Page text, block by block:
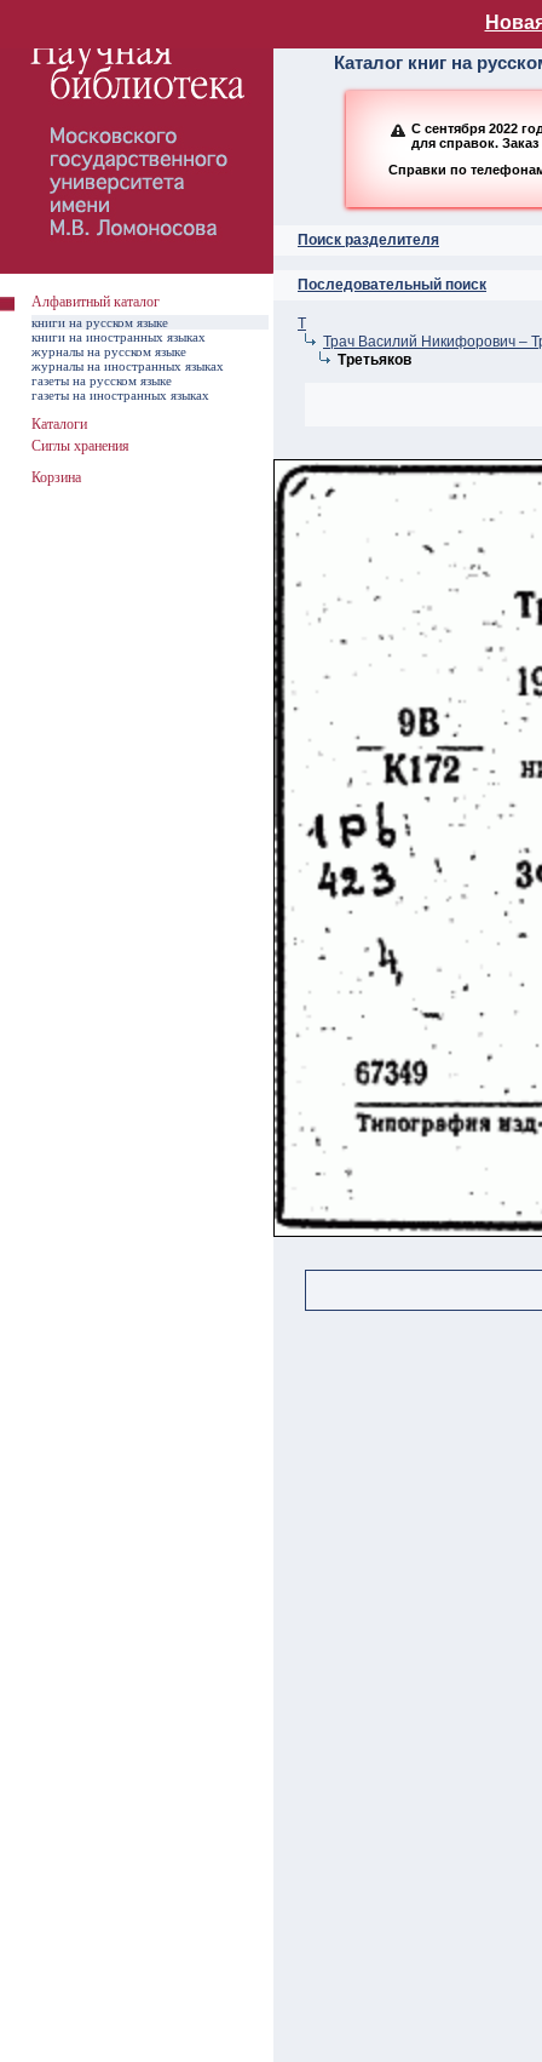
Алфавитный
Каталог книг на
С сентября 2022
для справок.
Справки по
Поиск разделителя
Последовательный поиск
Т
Трач Василий Никифорович –
Третьяков
Алфавитный каталог
книги на русском языке
книги на иностранных языках
журналы на русском языке
журналы на иностранных языках
газеты на русском языке
газеты на иностранных языках
Каталоги
Сиглы хранения
Корзина